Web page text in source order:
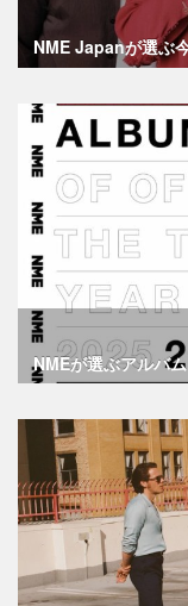
NME Japanが選ぶ
NMEが選ぶアルバ